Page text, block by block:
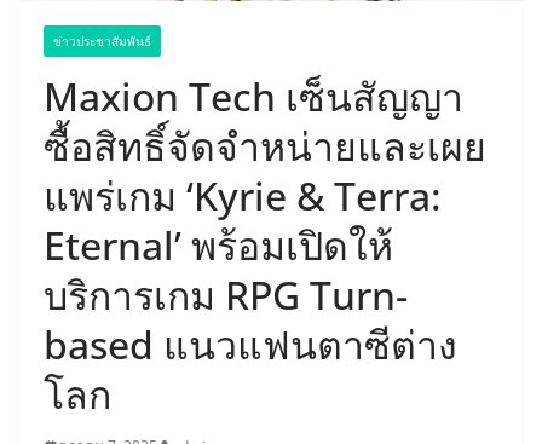
ข่าวประชาสัมพันธ์
Maxion Tech เซ็นสัญญา
ซื้อสิทธิ์จัดจำหน่ายและเผย
แพร่เกม ‘Kyrie & Terra:
Eternal’ พร้อมเปิดให้
บริการเกม RPG Turn-
based แนวแฟนตาซีต่าง
โลก